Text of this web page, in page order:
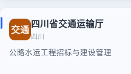
交通 四川省交通运输厅
四川
公路水运工程招标与建设管理